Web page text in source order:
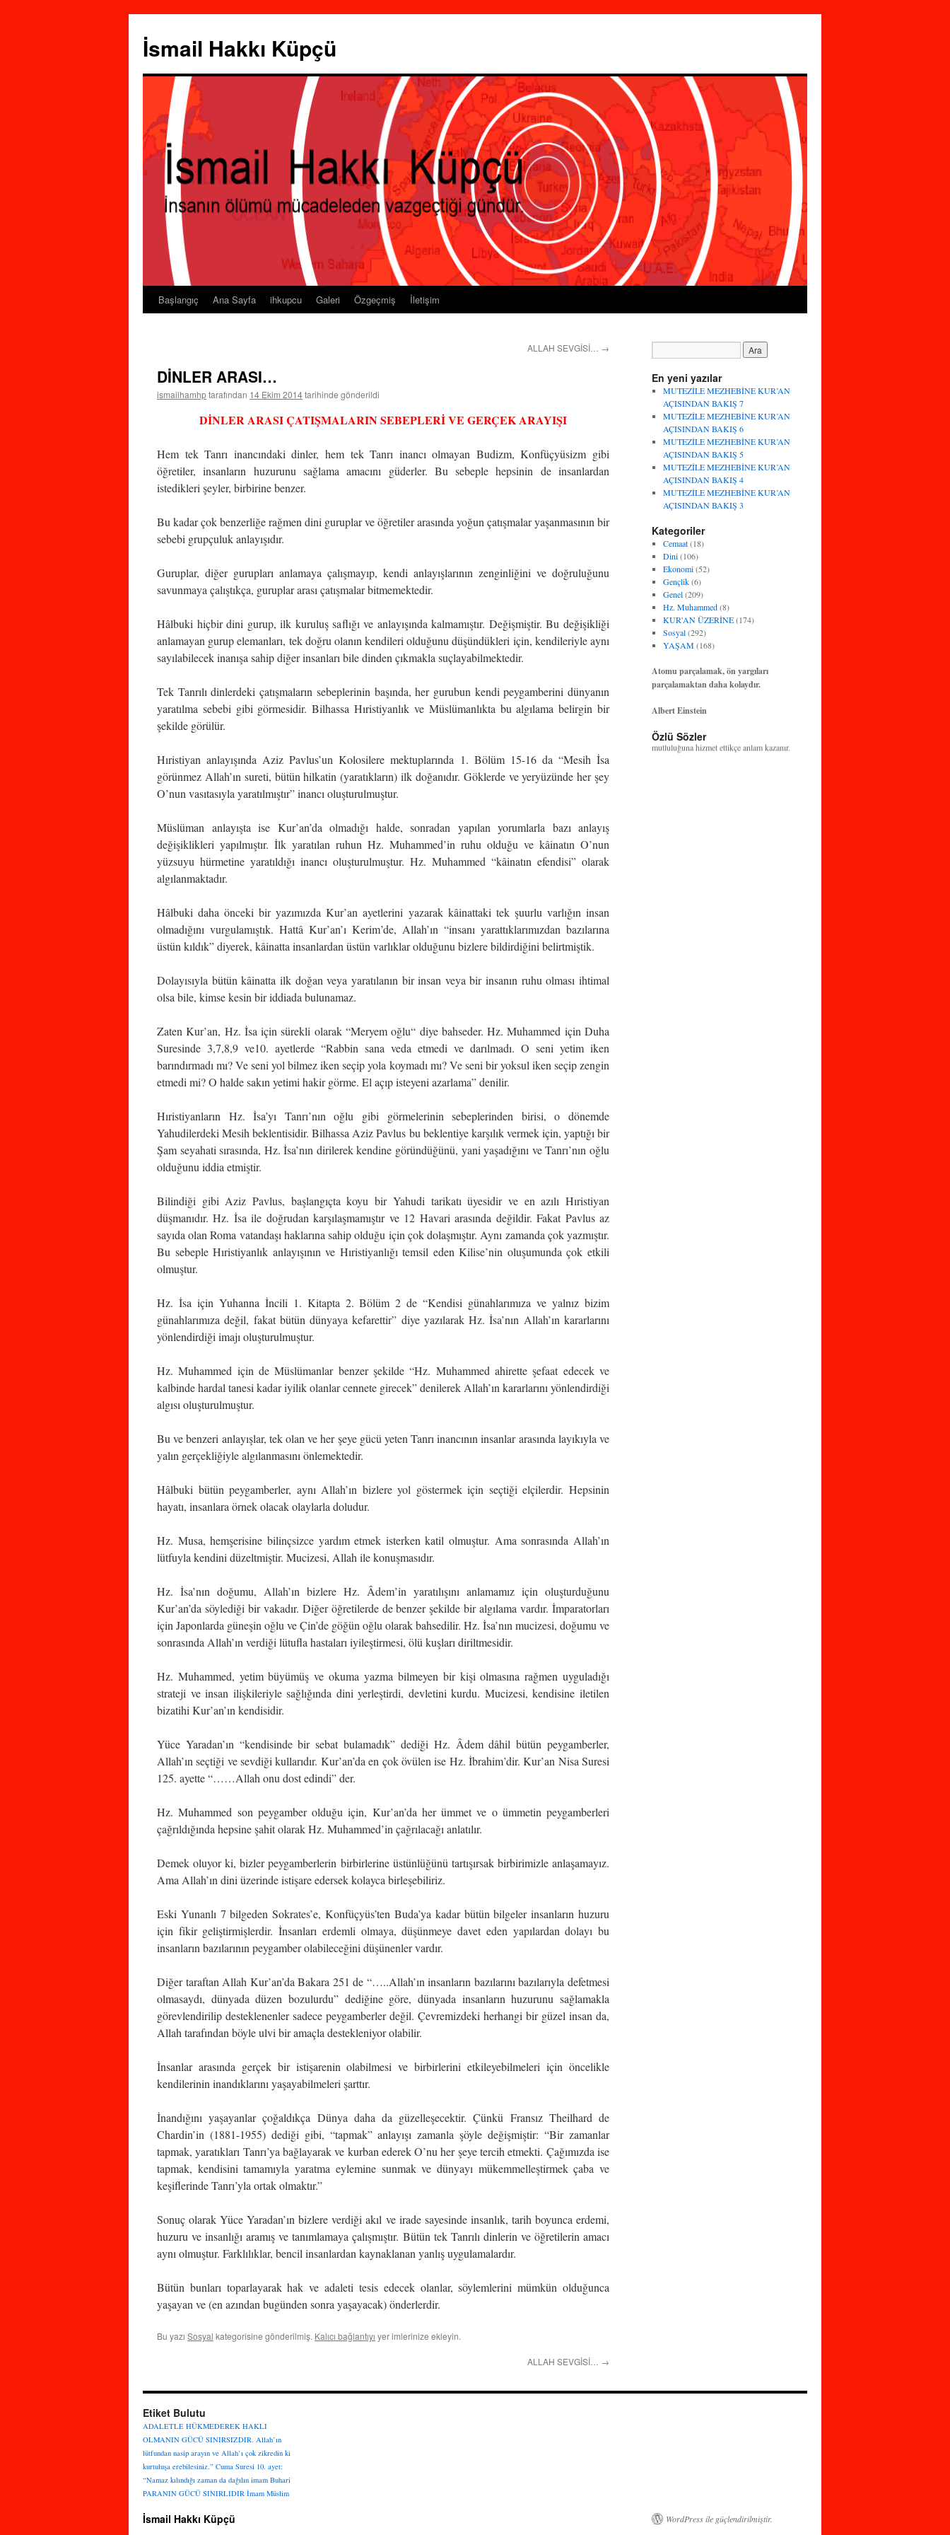
İsmail Hakkı Küpçü
Başlangıç Ana Sayfa ihkupcu Galeri Özgeçmiş İletişim
ALLAH SEVGİSİ… →
DİNLER ARASI…
ismailhamhptarafından 14 Ekim 2014tarihinde gönderildi
DİNLER ARASI ÇATIŞMALARIN SEBEPLERİ VE GERÇEK ARAYIŞI
Hem tek Tanrı inancındaki dinler, hem tek Tanrı inancı olmayan Budizm, Konfüçyüsizm gibi
öğretiler, insanların huzurunu sağlama amacını güderler. Bu sebeple hepsinin de insanlardan
istedikleri şeyler, birbirine benzer.
Bu kadar çok benzerliğe rağmen dini guruplar ve öğretiler arasında yoğun çatışmalar yaşanmasının bir
sebebi grupçuluk anlayışıdır.
Guruplar, diğer gurupları anlamaya çalışmayıp, kendi anlayışlarının zenginliğini ve doğruluğunu
savunmaya çalıştıkça, guruplar arası çatışmalar bitmemektedir.
Hâlbuki hiçbir dini gurup, ilk kuruluş saflığı ve anlayışında kalmamıştır. Değişmiştir. Bu değişikliği
anlamayan gurup elemanları, tek doğru olanın kendileri olduğunu düşündükleri için, kendileriyle aynı
sayılabilecek inanışa sahip diğer insanları bile dinden çıkmakla suçlayabilmektedir.
Tek Tanrılı dinlerdeki çatışmaların sebeplerinin başında, her gurubun kendi peygamberini dünyanın
yaratılma sebebi gibi görmesidir. Bilhassa Hıristiyanlık ve Müslümanlıkta bu algılama belirgin bir
şekilde görülür.
Hıristiyan anlayışında Aziz Pavlus’un Kolosilere mektuplarında 1. Bölüm 15-16 da “Mesih İsa
görünmez Allah’ın sureti, bütün hilkatin (yaratıkların) ilk doğanıdır. Göklerde ve yeryüzünde her şey
O’nun vasıtasıyla yaratılmıştır” inancı oluşturulmuştur.
Müslüman anlayışta ise Kur’an’da olmadığı halde, sonradan yapılan yorumlarla bazı anlayış
değişiklikleri yapılmıştır. İlk yaratılan ruhun Hz. Muhammed’in ruhu olduğu ve kâinatın O’nun
yüzsuyu hürmetine yaratıldığı inancı oluşturulmuştur. Hz. Muhammed “kâinatın efendisi” olarak
algılanmaktadır.
Hâlbuki daha önceki bir yazımızda Kur’an ayetlerini yazarak kâinattaki tek şuurlu varlığın insan
olmadığını vurgulamıştık. Hattâ Kur’an’ı Kerim’de, Allah’ın “insanı yarattıklarımızdan bazılarına
üstün kıldık” diyerek, kâinatta insanlardan üstün varlıklar olduğunu bizlere bildirdiğini belirtmiştik.
Dolayısıyla bütün kâinatta ilk doğan veya yaratılanın bir insan veya bir insanın ruhu olması ihtimal
olsa bile, kimse kesin bir iddiada bulunamaz.
Zaten Kur’an, Hz. İsa için sürekli olarak “Meryem oğlu“ diye bahseder. Hz. Muhammed için Duha
Suresinde 3,7,8,9 ve10. ayetlerde “Rabbin sana veda etmedi ve darılmadı. O seni yetim iken
barındırmadı mı? Ve seni yol bilmez iken seçip yola koymadı mı? Ve seni bir yoksul iken seçip zengin
etmedi mi? O halde sakın yetimi hakir görme. El açıp isteyeni azarlama” denilir.
Hıristiyanların Hz. İsa’yı Tanrı’nın oğlu gibi görmelerinin sebeplerinden birisi, o dönemde
Yahudilerdeki Mesih beklentisidir. Bilhassa Aziz Pavlus bu beklentiye karşılık vermek için, yaptığı bir
Şam seyahati sırasında, Hz. İsa’nın dirilerek kendine göründüğünü, yani yaşadığını ve Tanrı’nın oğlu
olduğunu iddia etmiştir.
Bilindiği gibi Aziz Pavlus, başlangıçta koyu bir Yahudi tarikatı üyesidir ve en azılı Hıristiyan
düşmanıdır. Hz. İsa ile doğrudan karşılaşmamıştır ve 12 Havari arasında değildir. Fakat Pavlus az
sayıda olan Roma vatandaşı haklarına sahip olduğu için çok dolaşmıştır. Aynı zamanda çok yazmıştır.
Bu sebeple Hıristiyanlık anlayışının ve Hıristiyanlığı temsil eden Kilise’nin oluşumunda çok etkili
olmuştur.
Hz. İsa için Yuhanna İncili 1. Kitapta 2. Bölüm 2 de “Kendisi günahlarımıza ve yalnız bizim
günahlarımıza değil, fakat bütün dünyaya kefarettir” diye yazılarak Hz. İsa’nın Allah’ın kararlarını
yönlendirdiği imajı oluşturulmuştur.
Hz. Muhammed için de Müslümanlar benzer şekilde “Hz. Muhammed ahirette şefaat edecek ve
kalbinde hardal tanesi kadar iyilik olanlar cennete girecek” denilerek Allah’ın kararlarını yönlendirdiği
algısı oluşturulmuştur.
Bu ve benzeri anlayışlar, tek olan ve her şeye gücü yeten Tanrı inancının insanlar arasında layıkıyla ve
yalın gerçekliğiyle algılanmasını önlemektedir.
Hâlbuki bütün peygamberler, aynı Allah’ın bizlere yol göstermek için seçtiği elçilerdir. Hepsinin
hayatı, insanlara örnek olacak olaylarla doludur.
Hz. Musa, hemşerisine bilinçsizce yardım etmek isterken katil olmuştur. Ama sonrasında Allah’ın
lütfuyla kendini düzeltmiştir. Mucizesi, Allah ile konuşmasıdır.
Hz. İsa’nın doğumu, Allah’ın bizlere Hz. Âdem’in yaratılışını anlamamız için oluşturduğunu
Kur’an’da söylediği bir vakadır. Diğer öğretilerde de benzer şekilde bir algılama vardır. İmparatorları
için Japonlarda güneşin oğlu ve Çin’de göğün oğlu olarak bahsedilir. Hz. İsa’nın mucizesi, doğumu ve
sonrasında Allah’ın verdiği lütufla hastaları iyileştirmesi, ölü kuşları diriltmesidir.
Hz. Muhammed, yetim büyümüş ve okuma yazma bilmeyen bir kişi olmasına rağmen uyguladığı
strateji ve insan ilişkileriyle sağlığında dini yerleştirdi, devletini kurdu. Mucizesi, kendisine iletilen
bizatihi Kur’an’ın kendisidir.
Yüce Yaradan’ın “kendisinde bir sebat bulamadık” dediği Hz. Âdem dâhil bütün peygamberler,
Allah’ın seçtiği ve sevdiği kullarıdır. Kur’an’da en çok övülen ise Hz. İbrahim’dir. Kur’an Nisa Suresi
125. ayette “……Allah onu dost edindi” der.
Hz. Muhammed son peygamber olduğu için, Kur’an’da her ümmet ve o ümmetin peygamberleri
çağrıldığında hepsine şahit olarak Hz. Muhammed’in çağrılacağı anlatılır.
Demek oluyor ki, bizler peygamberlerin birbirlerine üstünlüğünü tartışırsak birbirimizle anlaşamayız.
Ama Allah’ın dini üzerinde istişare edersek kolayca birleşebiliriz.
Eski Yunanlı 7 bilgeden Sokrates’e, Konfüçyüs’ten Buda’ya kadar bütün bilgeler insanların huzuru
için fikir geliştirmişlerdir. İnsanları erdemli olmaya, düşünmeye davet eden yapılardan dolayı bu
insanların bazılarının peygamber olabileceğini düşünenler vardır.
Diğer taraftan Allah Kur’an’da Bakara 251 de “…..Allah’ın insanların bazılarını bazılarıyla defetmesi
olmasaydı, dünyada düzen bozulurdu” dediğine göre, dünyada insanların huzurunu sağlamakla
görevlendirilip desteklenenler sadece peygamberler değil. Çevremizdeki herhangi bir güzel insan da,
Allah tarafından böyle ulvi bir amaçla destekleniyor olabilir.
İnsanlar arasında gerçek bir istişarenin olabilmesi ve birbirlerini etkileyebilmeleri için öncelikle
kendilerinin inandıklarını yaşayabilmeleri şarttır.
İnandığını yaşayanlar çoğaldıkça Dünya daha da güzelleşecektir. Çünkü Fransız Theilhard de
Chardin’in (1881-1955) dediği gibi, “tapmak” anlayışı zamanla şöyle değişmiştir: “Bir zamanlar
tapmak, yaratıkları Tanrı’ya bağlayarak ve kurban ederek O’nu her şeye tercih etmekti. Çağımızda ise
tapmak, kendisini tamamıyla yaratma eylemine sunmak ve dünyayı mükemmelleştirmek çaba ve
keşiflerinde Tanrı’yla ortak olmaktır.”
Sonuç olarak Yüce Yaradan’ın bizlere verdiği akıl ve irade sayesinde insanlık, tarih boyunca erdemi,
huzuru ve insanlığı aramış ve tanımlamaya çalışmıştır. Bütün tek Tanrılı dinlerin ve öğretilerin amacı
aynı olmuştur. Farklılıklar, bencil insanlardan kaynaklanan yanlış uygulamalardır.
Bütün bunları toparlayarak hak ve adaleti tesis edecek olanlar, söylemlerini mümkün olduğunca
yaşayan ve (en azından bugünden sonra yaşayacak) önderlerdir.
Bu yazı Sosyal kategorisine gönderilmiş. Kalıcı bağlantıyı yer imlerinize ekleyin.
ALLAH SEVGİSİ… →
En yeni yazılar
MUTEZİLE MEZHEBİNE KUR’AN
AÇISINDAN BAKIŞ 7
MUTEZİLE MEZHEBİNE KUR’AN
AÇISINDAN BAKIŞ 6
MUTEZİLE MEZHEBİNE KUR’AN
AÇISINDAN BAKIŞ 5
MUTEZİLE MEZHEBİNE KUR’AN
AÇISINDAN BAKIŞ 4
MUTEZİLE MEZHEBİNE KUR’AN
AÇISINDAN BAKIŞ 3
Kategoriler
Cemaat(18)
Dini(106)
Ekonomi(52)
Gençlik(6)
Genel(209)
Hz. Muhammed(8)
KUR'AN ÜZERİNE(174)
Sosyal(292)
YAŞAM(168)
Atomu parçalamak, ön yargıları
parçalamaktan daha kolaydır.
Albert Einstein
Özlü Sözler
Etiket Bulutu
ADALETLE HÜKMEDEREK HAKLI
OLMANIN GÜCÜ SINIRSIZDIR. Allah’ın
lütfundan nasip arayın ve Allah’ı çok zikredin ki
kurtuluşa erebilesiniz.” Cuma Suresi 10. ayet:
“Namaz kılındığı zaman da dağılın imam Buhari
PARANIN GÜCÜ SINIRLIDIR İmam Müslim
İsmail Hakkı Küpçü WordPress ile güçlendirilmiştir.